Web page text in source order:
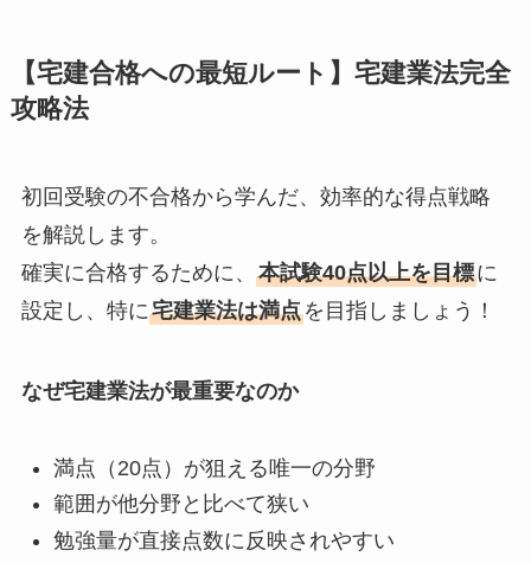
【宅建合格への最短ルート】宅建業法完全
攻略法
初回受験の不合格から学んだ、効率的な得点戦略
を解説します。
確実に合格するために、 本試験40点以上を目標に
設定し、特に宅建業法は満点を目指しましょう！
なぜ宅建業法が最重要なのか
満点（20点）が狙える唯一の分野
範囲が他分野と比べて狭い
勉強量が直接点数に反映されやすい